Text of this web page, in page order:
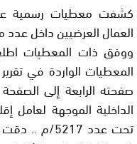
كشفت معطيات رسمية عن
العمال العرضيين داخل عدد
ووفق ذات المعطيات
المعطيات الواردة في
تحت عدد